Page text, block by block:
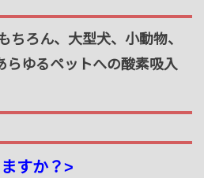
ちろん、大型犬、小動物、
らゆるペットへの酸素吸入
すか？>